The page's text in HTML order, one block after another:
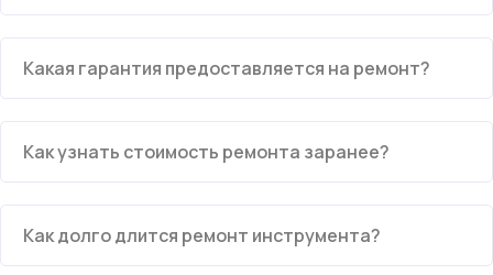
Какая гарантия предоставляется на ремонт?
Как узнать стоимость ремонта заранее?
Как долго длится ремонт инструмента?